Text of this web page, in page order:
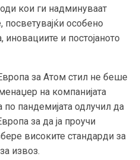
кои ги надминуваат
посветувајќи особено
и постојаното
за Атом стил не беше
на компанијата
пандемијата одлучил да
за да ја проучи
високите стандарди за
извоз.